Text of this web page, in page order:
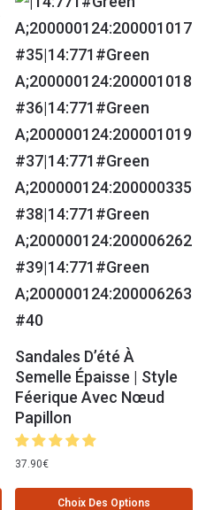
Sandales D’été À
Semelle Épaisse | Style
Féerique Avec Nœud
Papillon
37.90€
Choix Des Options